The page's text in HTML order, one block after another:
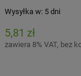
Wysyłka w: 5 dni
5,81 zł
zawiera 8% VAT, bez